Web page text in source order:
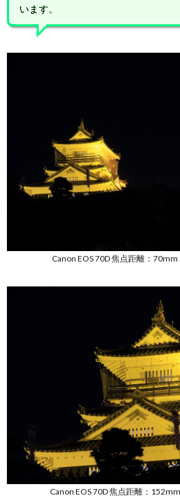
います。
Canon EOS 70D 焦点距離：
Canon EOS 70D 焦点距離：